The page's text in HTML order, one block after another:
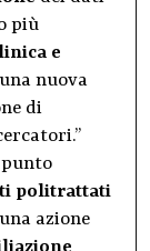
più
e
nuova
di
politrattati
azione